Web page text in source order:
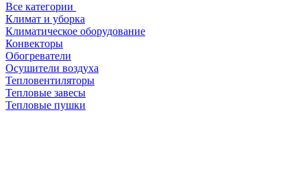
Все категории
Климат и уборка
Климатическое оборудование
Конвекторы
Обогреватели
Осушители воздуха
Тепловентиляторы
Тепловые завесы
Тепловые пушки